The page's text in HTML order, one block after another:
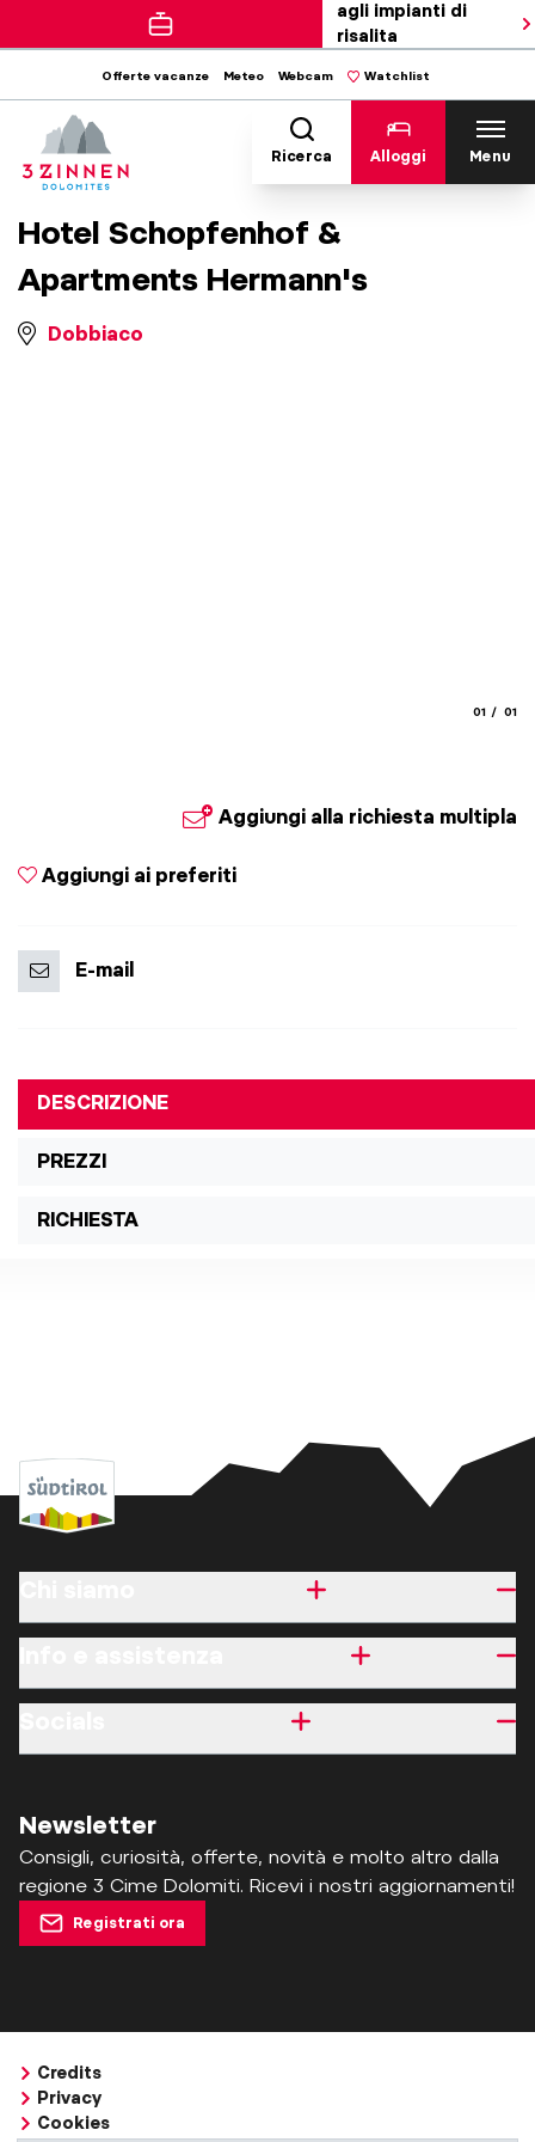
agli impianti di
risalita
Offerte vacanze Meteo Webcam Watchlist
Ricerca Alloggi Menu
Hotel Schopfenhof &
Apartments Hermann's
Dobbiaco
01 01
Aggiungi alla richiesta multipla
Aggiungi ai preferiti
E-mail
DESCRIZIONE
PREZZI
RICHIESTA
Newsletter
Consigli, curiosità, offerte, novità e molto altro dalla
regione 3 Cime Dolomiti. Ricevi i nostri aggiornamenti!
Registrati ora
Credits
Privacy
Cookies